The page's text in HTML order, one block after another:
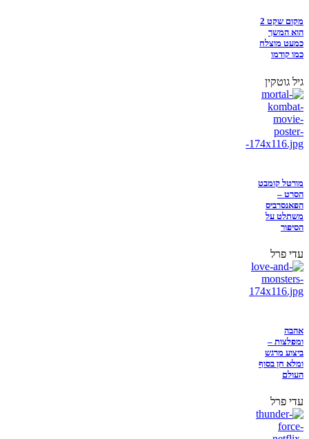
מקום שקט 2
הוא המשך
כמעט מוצלח
כמו קודמו
גיל גוטקין
מורטל קומבט
הסרט –
הפאנסרביס
משתלט על
הסיפור
עדי פרל
אהבה
ומפלצות –
ביצוע מרגש
ומלא חן בסוף
העולם
עדי פרל